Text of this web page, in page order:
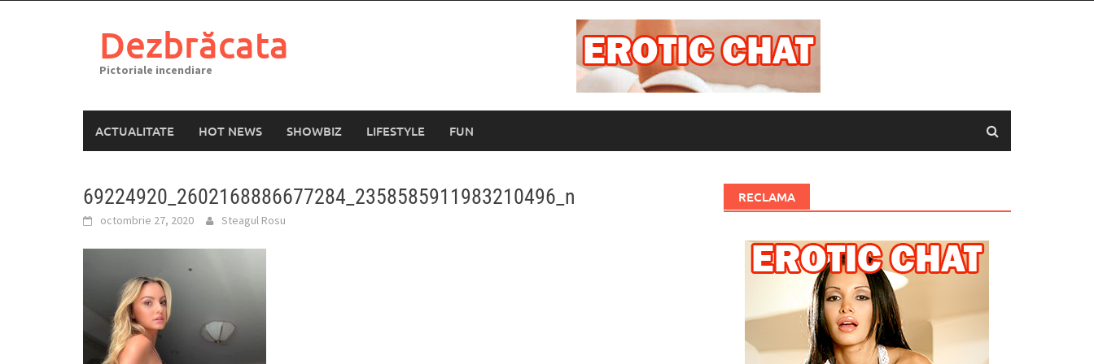
Dezbrăcata
Pictoriale incendiare
ACTUALITATE HOT NEWS SHOWBIZ LIFESTYLE FUN
69224920_2602168886677284_2358585911983210496_n
octombrie 27, 2020 Steagul Rosu
RECLAMA